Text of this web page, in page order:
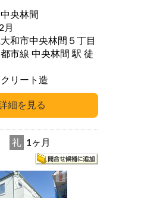
央林間
月
和市中央林間５丁目
線 中央林間 駅 徒
リート造
礼 1ヶ月